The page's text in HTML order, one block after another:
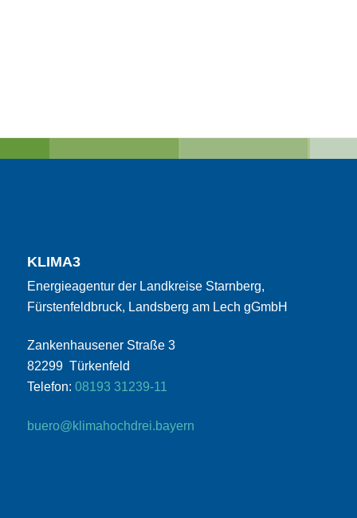
KLIMA3
Energieagentur der Landkreise Starnberg,
Fürstenfeldbruck, Landsberg am Lech gGmbH
Zankenhausener Straße 3
82299 Türkenfeld
Telefon: 08193 31239-11
buero@klimahochdrei.bayern